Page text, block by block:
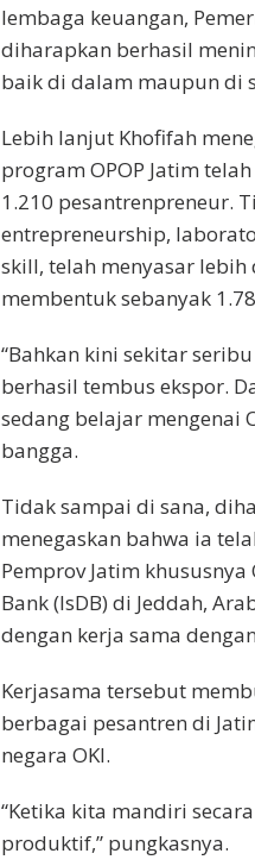
lembaga keuangan,
diharapkan berhasil
baik di dalam maupun di
Lebih lanjut Khofifah
program OPOP Jatim
1.210 pesantrenpreneur.
entrepreneurship,
skill, telah menyasar
membentuk sebanyak
“Bahkan kini sekitar
berhasil tembus ekspor.
sedang belajar mengenai
bangga.
Tidak sampai di sana,
menegaskan bahwa ia
Pemprov Jatim
Bank (IsDB) di Jeddah,
dengan kerja sama
Kerjasama tersebut
berbagai pesantren di
negara OKI.
“Ketika kita mandiri
produktif,” pungkasnya.